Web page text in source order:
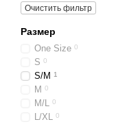
Очистить фильтр
Размер
One Size 0
S 0
S/M 1
M 0
M/L 0
L/XL 0